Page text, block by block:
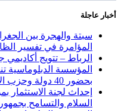
أخبار عاجلة
سبتة والهجرة بين
المؤامرة في تفسير
الرباط – تتويج
بحضور 40 دولة وحزب الاستقلال ضيف الشرف
إحداث لجنة
السلام والتسامح